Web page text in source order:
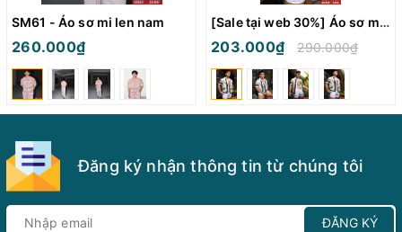
SM61 - Áo sơ mi len nam
260.000₫
[Sale tại web 30%] Áo sơ mi đi biển vải poly thời trang SM60
203.000₫ 290.000₫
Đăng ký nhận thông tin từ chúng tôi
ĐĂNG KÝ